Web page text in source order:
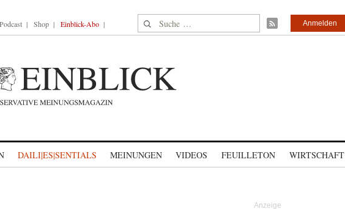
Podcast Shop Einblick-Abo Suche nach: Anmelden
DAILI|ES|SENTIALS MEINUNGEN VIDEOS FEUILLETON WIRTSCHAFT